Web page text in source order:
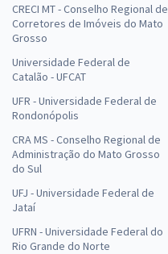
CRECI MT - Conselho Regional de
Corretores de Imóveis do Mato
Grosso
Universidade Federal de
Catalão - UFCAT
UFR - Universidade Federal de
Rondonópolis
CRA MS - Conselho Regional de
Administração do Mato Grosso
do Sul
UFJ - Universidade Federal de
Jataí
UFRN - Universidade Federal do
Rio Grande do Norte